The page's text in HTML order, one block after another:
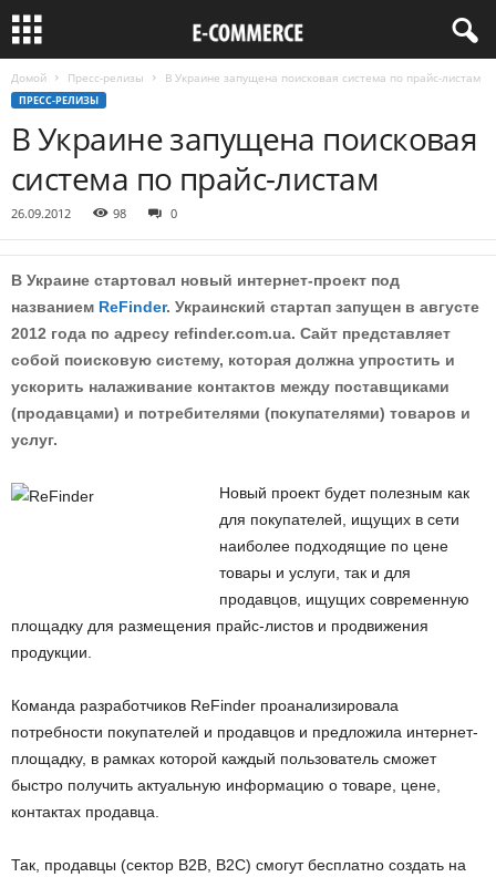
Домой Пресс-релизы В Украине запущена поисковая система по прайс-листам
ПРЕСС-РЕЛИЗЫ
В Украине запущена поисковая
система по прайс-листам
26.09.2012 98 0
В Украине стартовал новый интернет-проект под
названием ReFinder. Украинский стартап запущен в августе
2012 года по адресу refinder.com.ua. Сайт представляет
собой поисковую систему, которая должна упростить и
ускорить налаживание контактов между поставщиками
(продавцами) и потребителями (покупателями) товаров и
услуг.
Новый проект будет полезным как
для покупателей, ищущих в сети
наиболее подходящие по цене
товары и услуги, так и для
продавцов, ищущих современную
площадку для размещения прайс-листов и продвижения
продукции.
Команда разработчиков ReFinder проанализировала
потребности покупателей и продавцов и предложила интернет-
площадку, в рамках которой каждый пользователь сможет
быстро получить актуальную информацию о товаре, цене,
контактах продавца.
Так, продавцы (сектор В2В, В2С) смогут бесплатно создать на